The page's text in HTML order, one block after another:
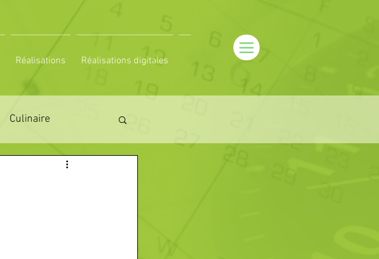
Réalisations Réalisations digitales
Culinaire